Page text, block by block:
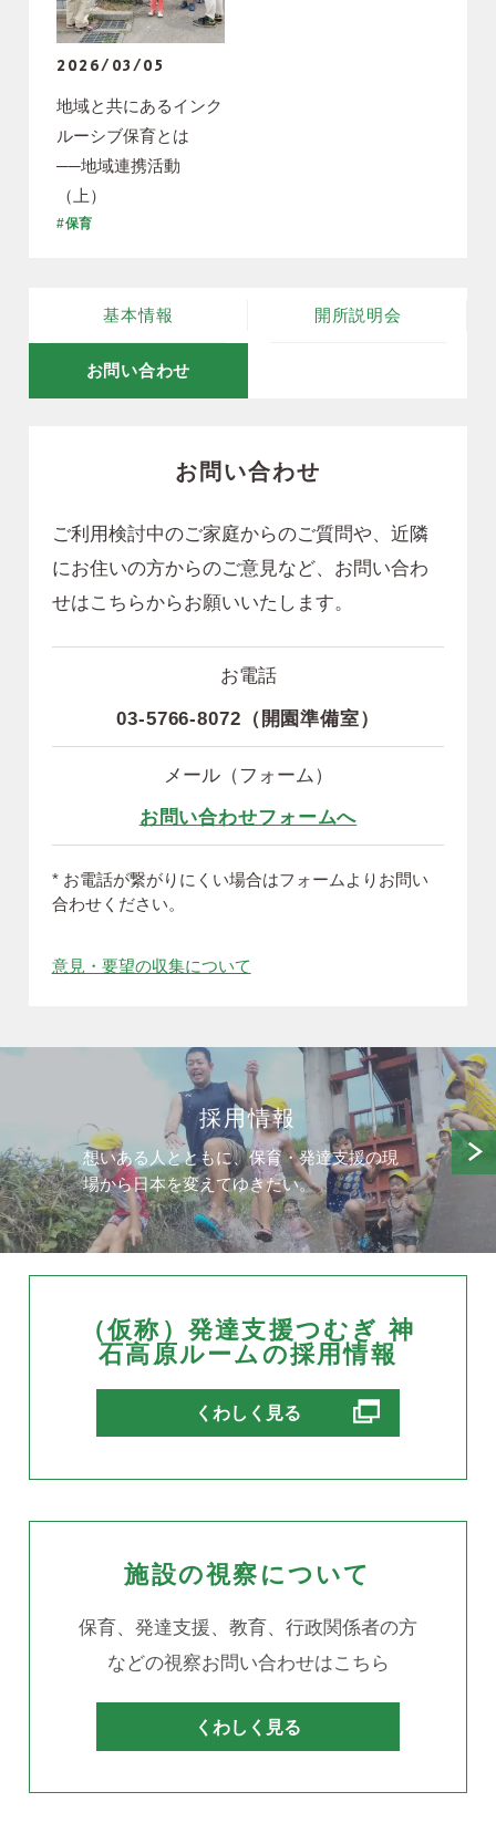
2026/03/05
地域と共にあるインク
ルーシブ保育とは
──地域連携活動
（上）
#保育
基本情報 開所説明会
お問い合わせ
お問い合わせ
ご利用検討中のご家庭からのご質問や、近隣
にお住いの方からのご意見など、 お問い合わ
せはこちらからお願いいたします。
お電話
03-5766-8072（開園準備室）
メール（フォーム）
お問い合わせフォームへ
* お電話が繋がりにくい場合はフォームよりお問い
合わせください。
意見・要望の収集について
採用情報
想いある人とともに、保育・発達支援の現
場から日本を変えてゆきたい。
（仮称）発達支援つむぎ 神
石高原ルームの採用情報
くわしく見る別ウィンドウで開きます
施設の視察について
保育、発達支援、教育、行政関係者の方
などの視察お問い合わせはこちら
くわしく見る